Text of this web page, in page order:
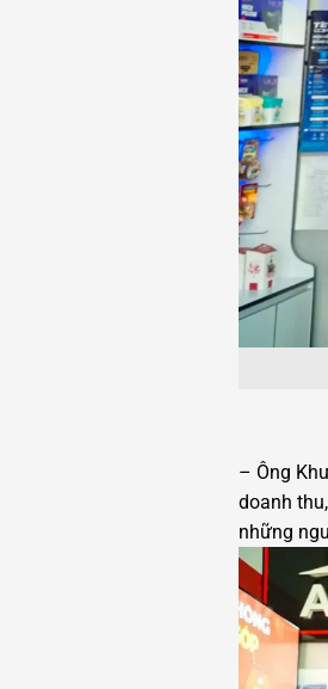
– Ông
doanh
những